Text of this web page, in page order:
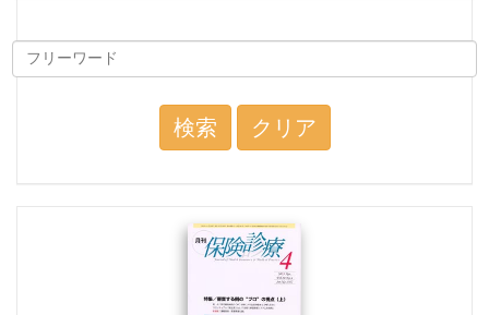
検索 クリア